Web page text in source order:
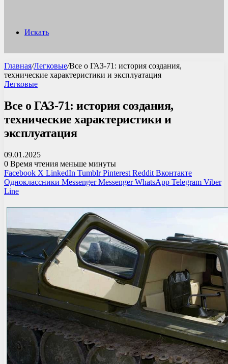
Искать
Главная/Легковые/Все о ГАЗ-71: история создания,
технические характеристики и эксплуатация
Легковые
Все о ГАЗ-71: история создания,
технические характеристики и
эксплуатация
09.01.2025
0 Время чтения меньше минуты
Facebook X LinkedIn Tumblr Pinterest Reddit Вконтакте
Одноклассники Messenger Messenger WhatsApp Telegram Viber
Line